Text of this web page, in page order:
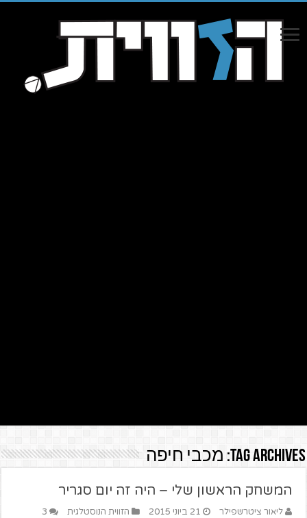
Tag Archives: מכבי חיפה
המשחק הראשון שלי – היה זה יום סגריר
ליאור ציטרשפילר 21 ביוני 2015 הזווית הנוסטלגית 3